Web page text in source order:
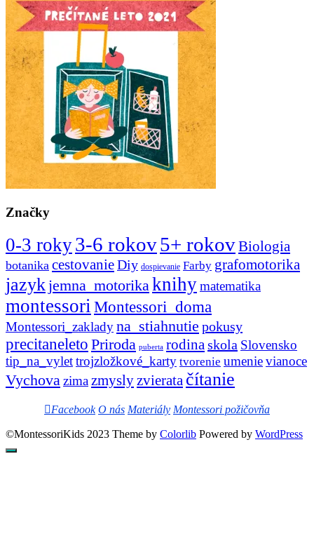
Značky
0-3 roky3-6 rokov5+ rokovBiologia
botanika cestovanieDiy dospievanie Farby grafomotorika
jazykjemna_motorikaknihymatematika
montessoriMontessori_doma
Montessori_zakladyna_stiahnutie pokusy
precitaneleto Priroda puberta rodinaskola Slovensko
tip_na_vylettrojzložkové_karty tvorenie umenievianoce
Vychovazimazmysly zvierata čítanie
Facebook O nás Materiály Montessori požičovňa
©MontessoriKids 2023 Theme by Colorlib Powered by WordPress